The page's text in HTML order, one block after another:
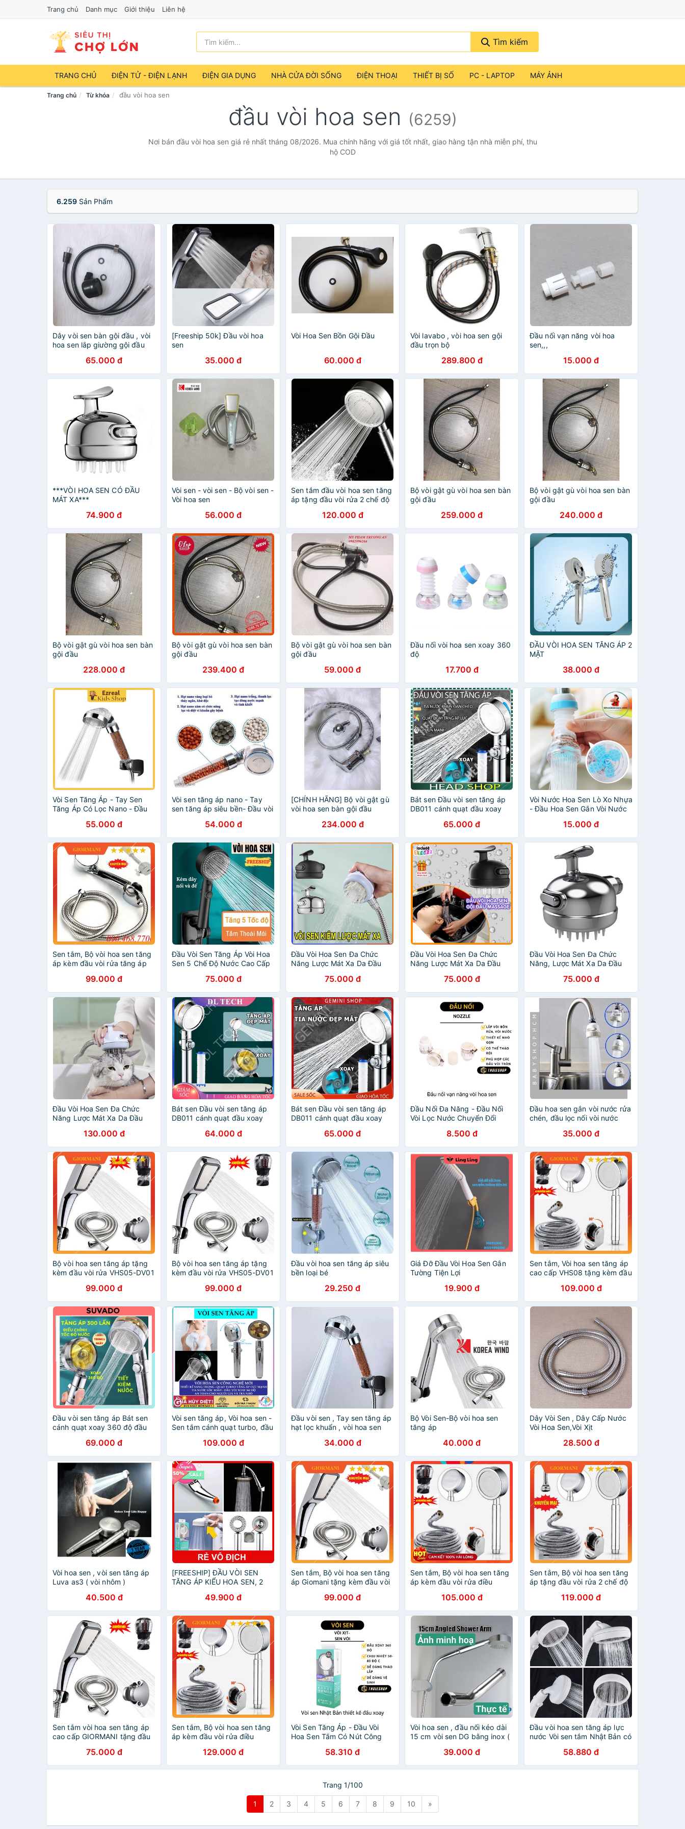
Trang chủ Danh mục Giới thiệu Liên hệ
Tìm kiếm
TRANG CHỦ ĐIỆN TỬ - ĐIỆN LẠNH ĐIỆN GIA DỤNG NHÀ CỬA ĐỜI SỐNG ĐIỆN THOẠI THIẾT BỊ SỐ PC - LAPTOP MÁY ẢNH
Trang chủ Từ khóa đầu vòi hoa sen
đầu vòi hoa sen (6259)
Nơi bán đầu vòi hoa sen giá rẻ nhất tháng 08/2026. Mua chính hãng với giá tốt nhất, giao hàng tận nhà miễn phí, thu
hộ COD
6.259 Sản Phẩm
Dây vòi sen bàn gội đầu , vòi
hoa sen lắp giường gội đầu
65.000 đ
[Freeship 50k] Đầu vòi hoa
sen
35.000 đ
Vòi Hoa Sen Bồn Gội Đầu
60.000 đ
Vòi lavabo , vòi hoa sen gội
đầu trọn bộ
289.800 đ
Đầu nối vạn năng vòi hoa
sen,,,
15.000 đ
***VÒI HOA SEN CÓ ĐẦU
MÁT XA***
74.900 đ
Vòi sen - vòi sen - Bộ vòi sen -
Vòi hoa sen
56.000 đ
Sen tắm đầu vòi hoa sen tăng
áp tặng đầu vòi rửa 2 chế độ
120.000 đ
Bộ vòi gật gù vòi hoa sen bàn
gội đầu
259.000 đ
Bộ vòi gật gù vòi hoa sen bàn
gội đầu
240.000 đ
Bộ vòi gật gù vòi hoa sen bàn
gội đầu
228.000 đ
Bộ vòi gật gù vòi hoa sen bàn
gội đầu
239.400 đ
Bộ vòi gật gù vòi hoa sen bàn
gội đầu
59.000 đ
Đầu nối vòi hoa sen xoay 360
độ
17.700 đ
ĐẦU VÒI HOA SEN TĂNG ÁP 2
MẶT
38.000 đ
Vòi Sen Tăng Áp - Tay Sen
Tăng Áp Có Lọc Nano - Đầu
55.000 đ
Vòi sen tăng áp nano - Tay
sen tăng áp siêu bền- Đầu vòi
54.000 đ
[CHÍNH HÃNG] Bộ vòi gật gù
vòi hoa sen bàn gội đầu
234.000 đ
Bát sen Đầu vòi sen tăng áp
DB011 cánh quạt đầu xoay
nút nhấn stop tắt bật
HEADSHOP
65.000 đ
Vòi Nước Hoa Sen Lò Xo Nhựa
- Đầu Hoa Sen Gắn Vòi Nước
Cho Vòi 16 - 19mm
15.000 đ
Sen tắm, Bộ vòi hoa sen tăng
áp kèm đầu vòi rửa tăng áp
99.000 đ
Đầu Vòi Sen Tăng Áp Vòi Hoa
Sen 5 Chế Độ Nước Cao Cấp
75.000 đ
Đầu Vòi Hoa Sen Đa Chức
Năng Lược Mát Xa Da Đầu
Chải Tắm Đầu Vòi Hoa Sen
Cầm Tay
75.000 đ
Đầu Vòi Hoa Sen Đa Chức
Năng Lược Mát Xa Da Đầu
Chải Tắm Đầu Vòi Hoa Sen
Cầm Tay
75.000 đ
Đầu Vòi Hoa Sen Đa Chức
Năng, Lược Mát Xa Da Đầu
Bàn Chải Tắm Đầu Vòi Hoa
Sen Cầm Tay
75.000 đ
Đầu Vòi Hoa Sen Đa Chức
Năng Lược Mát Xa Da Đầu
Chải Tắm Đầu Vòi Hoa Sen
Cầm Tay
130.000 đ
Bát sen Đầu vòi sen tăng áp
DB011 cánh quạt đầu xoay
nút nhấn stop tắt bật DL
TECH
64.000 đ
Bát sen Đầu vòi sen tăng áp
DB011 cánh quạt đầu xoay
nút nhấn stop tắt bật GEMINI
SHOP
65.000 đ
Đầu Nối Đa Năng - Đầu Nối
Vòi Lọc Nước Chuyển Đổi
8.500 đ
Đầu hoa sen gắn vòi nước rửa
chén, đầu lọc nối vòi nước
35.000 đ
Bộ vòi hoa sen tăng áp tặng
kèm đầu vòi rửa VHS05-DV01
99.000 đ
Bộ vòi hoa sen tăng áp tặng
kèm đầu vòi rửa VHS05-DV01
99.000 đ
Đầu vòi hoa sen tăng áp siêu
bền loại bé
29.250 đ
Giá Đỡ Đầu Vòi Hoa Sen Gắn
Tường Tiện Lợi
19.900 đ
Sen tắm, Vòi hoa sen tăng áp
cao cấp VHS08 tặng kèm đầu
109.000 đ
Đầu vòi sen tăng áp Bát sen
cánh quạt xoay 360 độ đầu
tắt bật DB011 SUVADO
69.000 đ
Vòi sen tăng áp, Vòi hoa sen -
Sen tắm cánh quạt turbo, đầu
xoáy cực mạnh109.000 đ
Đầu vòi sen , Tay sen tăng áp
hạt lọc khuẩn , vòi hoa sen
34.000 đ
Bộ Vòi Sen-Bộ vòi hoa sen
tăng áp
40.000 đ
Dây Vòi Sen , Dây Cấp Nước
Vòi Hoa Sen,Vòi Xịt
28.500 đ
Vòi hoa sen , vòi sen tăng áp
Luva as3 ( vòi nhôm )
40.500 đ
[FREESHIP] ĐẦU VÒI SEN
TĂNG ÁP KIỂU HOA SEN, 2
49.900 đ
Sen tắm, Bộ vòi hoa sen tăng
áp Giomani tặng kèm đầu vòi
99.000 đ
Sen tắm, Bộ vòi hoa sen tăng
áp kèm đầu vòi rửa điều
105.000 đ
Sen tắm, Bộ vòi hoa sen tăng
áp tặng đầu vòi rửa 2 chế độ
119.000 đ
Sen tắm vòi hoa sen tăng áp
cao cấp GIORMANI tặng đầu
75.000 đ
Sen tắm, Bộ vòi hoa sen tăng
áp kèm đầu vòi rửa điều
129.000 đ
Vòi Sen Tăng Áp - Đầu Vòi
Hoa Sen Tắm Có Nút Công
58.310 đ
Vòi hoa sen , đầu nối kéo dài
15 cm vòi sen DG bằng inox (
39.000 đ
Đầu vòi hoa sen tăng áp lực
nước Vòi sen tắm Nhật Bản có
58.880 đ
Trang 1/100
1 2 3 4 5 6 7 8 9 10 »